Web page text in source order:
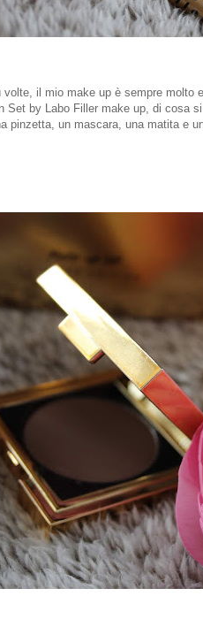
il mio make up è sempre molto
Set by Labo Filler make up, di cosa
pinzetta, un mascara, una matita e